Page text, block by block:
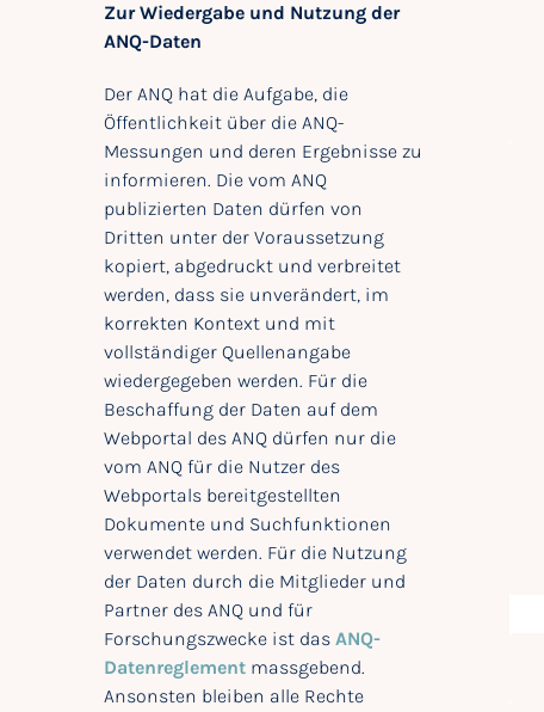
Zur Wiedergabe und Nutzung der
ANQ-Daten
Der ANQ hat die Aufgabe, die
Öffentlichkeit über die ANQ-
Messungen und deren Ergebnisse zu
informieren. Die vom ANQ
publizierten Daten dürfen von
Dritten unter der Voraussetzung
kopiert, abgedruckt und verbreitet
werden, dass sie unverändert, im
korrekten Kontext und mit
vollständiger Quellenangabe
wiedergegeben werden. Für die
Beschaffung der Daten auf dem
Webportal des ANQ dürfen nur die
vom ANQ für die Nutzer des
Webportals bereitgestellten
Dokumente und Suchfunktionen
verwendet werden. Für die Nutzung
der Daten durch die Mitglieder und
Partner des ANQ und für
Forschungszwecke ist das ANQ-
Datenreglement massgebend.
Ansonsten bleiben alle Rechte